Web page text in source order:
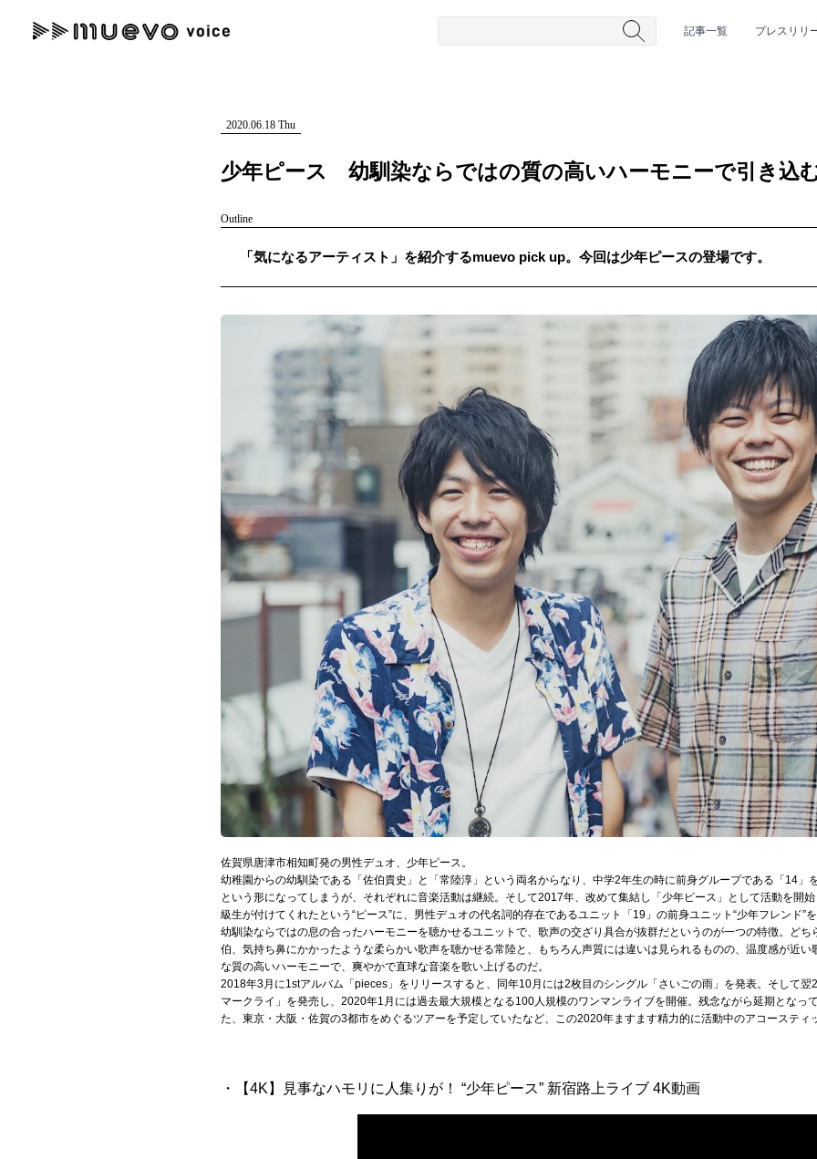
記事一覧 プレスリリ
#女性SSW #ロック #男性シンガー #HR/HM #女性シンガー #ヒップホップ #男性シンガーグルー
"読者の声を形にする”音楽特化メディア
2020.06.18 Thu
少年ピース 幼馴染ならではの質の高いハーモニーで引き込
Outline
「気になるアーティスト」を紹介するmuevo pick up。今回は少年ピースの登場です。
佐賀県唐津市相知町発の男性デュオ、少年ピース。
幼稚園からの幼馴染である「佐伯貴史」と「常陸淳」という両名からなり、中学2年生の時に前身グループである「14」
という形になってしまうが、それぞれに音楽活動は継続。そして2017年、改めて集結し「少年ピース」として活動を開
級生が付けてくれたという“ピース”に、男性デュオの代名詞的存在であるユニット「19」の前身ユニット“少年フレンド”を
幼馴染ならではの息の合ったハーモニーを聴かせるユニットで、歌声の交ざり具合が抜群だというのが一つの特徴。ど
伯、気持ち鼻にかかったような柔らかい歌声を聴かせる常陸と、もちろん声質には違いは見られるものの、温度感が近
な質の高いハーモニーで、爽やかで直球な音楽を歌い上げるのだ。
2018年3月に1stアルバム「pieces」をリリースすると、同年10月には2枚目のシングル「さいごの雨」を発表。そして
マークライ」を発売し、2020年1月には過去最大規模となる100人規模のワンマンライブを開催。残念ながら延期となっ
た、東京・大阪・佐賀の3都市をめぐるツアーを予定していたなど、この2020年ますます精力的に活動中のアコースティ
・【4K】見事なハモリに人集りが！ “少年ピース” 新宿路上ライブ 4K動画